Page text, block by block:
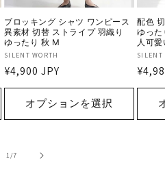
ブロッキング シャツ ワンピース
異素材 切替 ストライプ 羽織り
ゆったり 秋 M
販
売
元:
SILENT WORTH
通
常
格
¥4,900 JPY
オプションを選択
配色
ゆった
人可
販
売
元:
SILENT
通
常
格
1/の
7